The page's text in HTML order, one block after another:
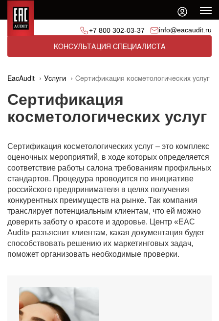
+7 800 302-03-37 info@eacaudit.ru
КОНСУЛЬТАЦИЯ СПЕЦИАЛИСТА
EacAudit Услуги Сертификация косметологических услуг
Сертификация
косметологических услуг
Сертификация косметологических услуг – это комплекс
оценочных мероприятий, в ходе которых определяется
соответствие работы салона требованиям профильных
стандартов. Процедура проводится по инициативе
российского предпринимателя в целях получения
конкурентных преимуществ на рынке. Так компания
транслирует потенциальным клиентам, что ей можно
доверить заботу о красоте и здоровье. Центр «EAC
Audit» разъяснит клиентам, какая документация будет
способствовать решению их маркетинговых задач,
поможет организовать необходимые проверки.